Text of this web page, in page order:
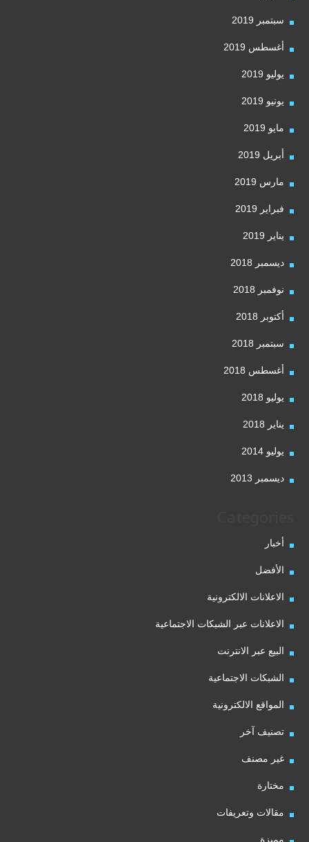
سبتمبر 2019
أغسطس 2019
يوليو 2019
يونيو 2019
مايو 2019
أبريل 2019
مارس 2019
فبراير 2019
يناير 2019
ديسمبر 2018
نوفمبر 2018
أكتوبر 2018
سبتمبر 2018
أغسطس 2018
يوليو 2018
يناير 2018
يوليو 2014
ديسمبر 2013
أخبار
الأفضل
الاعلانات الالكترونية
الاعلانات عبر الشبكات الاجتماعية
البيع عبر الانترنت
الشبكات الاجتماعية
المواقع الالكترونية
تصنيف آخر
غير مصنف
مختارة
مقالات وتعريفات
مميزة